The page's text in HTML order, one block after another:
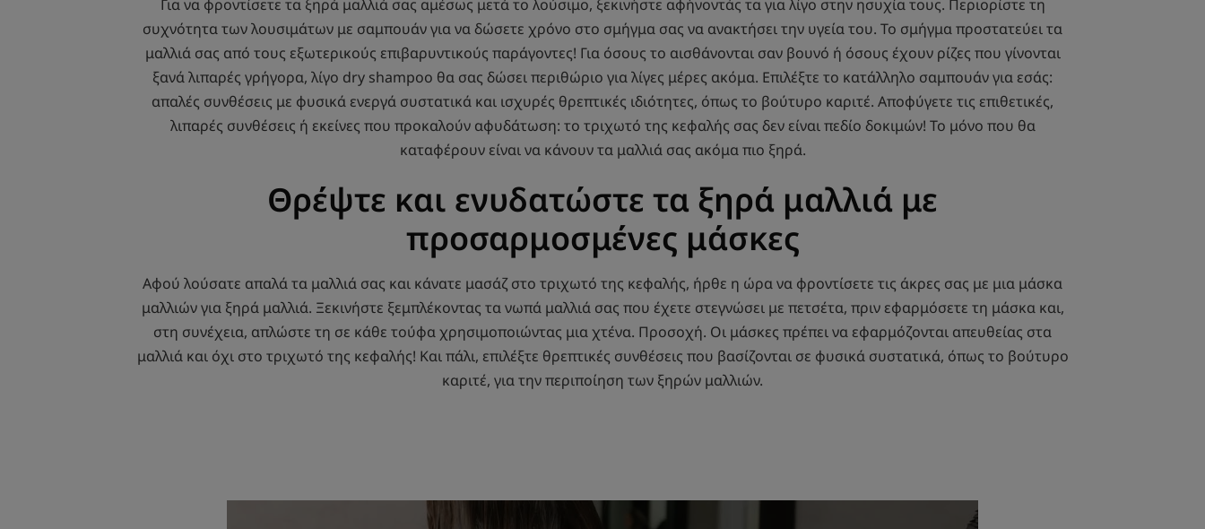
Για να φροντίσετε τα ξηρά μαλλιά σας αμέσως μετά το λούσιμο, ξεκινήστε αφήνοντάς τα για λίγο στην ησυχία τους. Περιορίστε τη
συχνότητα των λουσιμάτων με σαμπουάν για να δώσετε χρόνο στο σμήγμα σας να ανακτήσει την υγεία του. Το σμήγμα προστατεύει τα
μαλλιά σας από τους εξωτερικούς επιβαρυντικούς παράγοντες! Για όσους το αισθάνονται σαν βουνό ή όσους έχουν ρίζες που γίνονται
ξανά λιπαρές γρήγορα, λίγο dry shampoo θα σας δώσει περιθώριο για λίγες μέρες ακόμα. Επιλέξτε το κατάλληλο σαμπουάν για εσάς:
απαλές συνθέσεις με φυσικά ενεργά συστατικά και ισχυρές θρεπτικές ιδιότητες, όπως το βούτυρο καριτέ. Αποφύγετε τις επιθετικές,
λιπαρές συνθέσεις ή εκείνες που προκαλούν αφυδάτωση: το τριχωτό της κεφαλής σας δεν είναι πεδίο δοκιμών! Το μόνο που θα
καταφέρουν είναι να κάνουν τα μαλλιά σας ακόμα πιο ξηρά.
Θρέψτε και ενυδατώστε τα ξηρά μαλλιά με
προσαρμοσμένες μάσκες
Αφού λούσατε απαλά τα μαλλιά σας και κάνατε μασάζ στο τριχωτό της κεφαλής, ήρθε η ώρα να φροντίσετε τις άκρες σας με μια μάσκα
μαλλιών για ξηρά μαλλιά. Ξεκινήστε ξεμπλέκοντας τα νωπά μαλλιά σας που έχετε στεγνώσει με πετσέτα, πριν εφαρμόσετε τη μάσκα και,
στη συνέχεια, απλώστε τη σε κάθε τούφα χρησιμοποιώντας μια χτένα. Προσοχή. Οι μάσκες πρέπει να εφαρμόζονται απευθείας στα
μαλλιά και όχι στο τριχωτό της κεφαλής! Και πάλι, επιλέξτε θρεπτικές συνθέσεις που βασίζονται σε φυσικά συστατικά, όπως το βούτυρο
καριτέ, για την περιποίηση των ξηρών μαλλιών.